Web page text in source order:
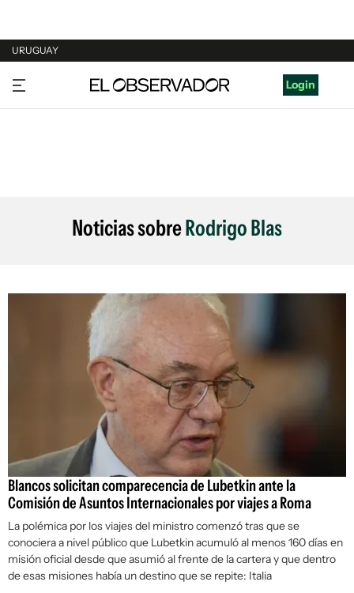
URUGUAY
URUGUAY
ARGENTINA
Login
Noticias sobreRodrigo Blas
Blancos solicitan comparecencia de Lubetkin ante la
Comisión de Asuntos Internacionales por viajes a Roma
La polémica por los viajes del ministro comenzó tras que se
conociera a nivel público que Lubetkin acumuló al menos 160 días en
misión oficial desde que asumió al frente de la cartera y que dentro
de esas misiones había un destino que se repite: Italia